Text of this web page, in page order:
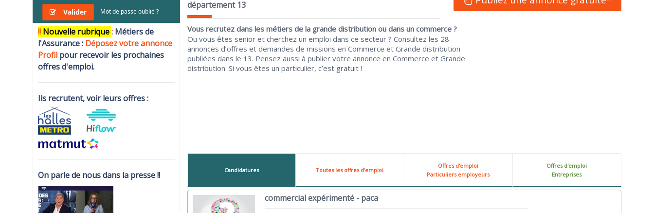
département 13
Vous recrutez dans les métiers de la grande distribution ou dans un commerce ?
Ou vous êtes senior et cherchez un emploi dans ce secteur ? Consultez les 28
annonces d’offres et demandes de missions en Commerce et Grande distribution
publiées dans le 13. Pensez aussi à publier votre annonce en Commerce et Grande
distribution. Si vous êtes un particulier, c’est gratuit !
Candidatures Toutes les offres d'emploi
Offres d'emploi
Particuliers employeurs
Offres d'emploi
Entreprises
commercial expérimenté - paca
Valider Mot de passe oublié ?
!! Nouvelle rubrique: Métiers de
l'Assurance : Déposez votre annonce
Profil pour recevoir les prochaines
offres d'emploi.
Ils recrutent, voir leurs offres :
On parle de nous dans la presse !!